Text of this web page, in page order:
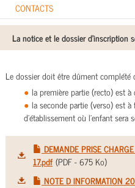
CONTACTS
La notice et le dossier d'inscription
Le dossier doit être dûment
la première partie (recto) est
la seconde partie (verso) est
d'établissement où l'enfant sera
DEMANDE PRISE
17.pdf (PDF- 675 Ko)
NOTE D INFORMATION